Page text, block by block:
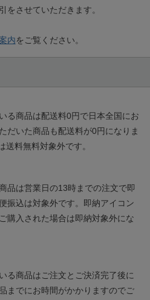
をさせていただきます。
内をご覧ください。
る商品は配送料0円で日本全国にお
だいた商品も配送料が0円になりま
送料無料対象外です。
品は営業日の13時までの注文で即
振込は対象外です。即納アイコン
購入された場合は即納対象外にな
る商品はご注文とご決済完了後に
までにお時間がかかりますのでご